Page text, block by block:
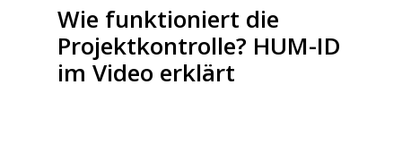
Wie funktioniert die
Projektkontrolle? HUM-ID
im Video erklärt